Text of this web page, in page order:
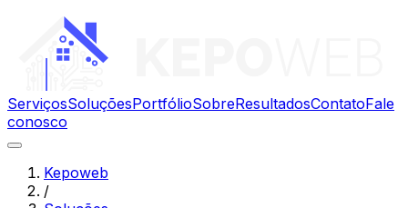
ServiçosSoluçõesPortfólioSobreResultadosContatoFale
conosco
Kepoweb
/